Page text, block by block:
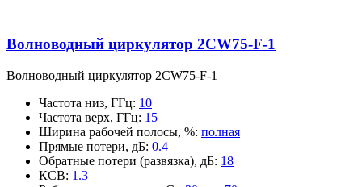
Волноводный циркулятор 2CW75-F-1
Волноводный циркулятор 2CW75-F-1
Частота низ, ГГц: 10
Частота верх, ГГц: 15
Ширина рабочей полосы, %: полная
Прямые потери, дБ: 0.4
Обратные потери (развязка), дБ: 18
КСВ: 1.3